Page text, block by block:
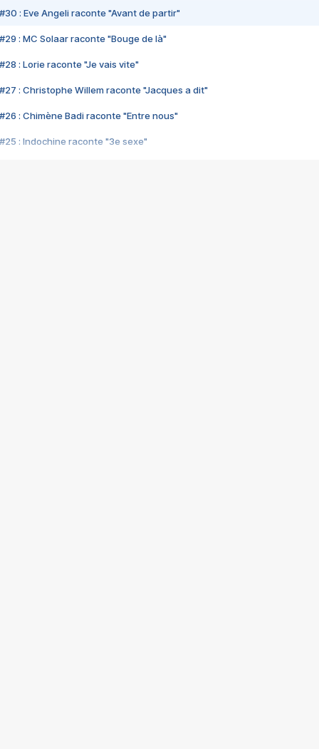
#30 : Eve Angeli raconte "Avant de partir"
#29 : MC Solaar raconte "Bouge de là"
#28 : Lorie raconte "Je vais vite"
#27 : Christophe Willem raconte "Jacques a dit"
#26 : Chimène Badi raconte "Entre nous"
#25 : Indochine raconte "3e sexe"